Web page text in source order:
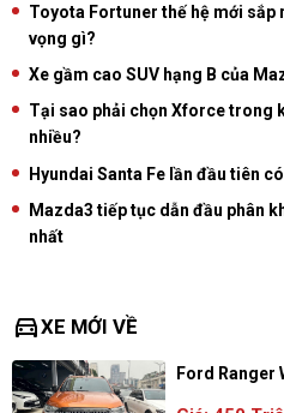
Toyota Fortuner thế hệ mới
vọng gì?
Xe gầm cao SUV hạng B của
Tại sao phải chọn Xforce trong
nhiều?
Hyundai Santa Fe lần đầu tiên
Mazda3 tiếp tục dẫn đầu phân
nhất
directions_carXE MỚI VỀ
Ford Ranger